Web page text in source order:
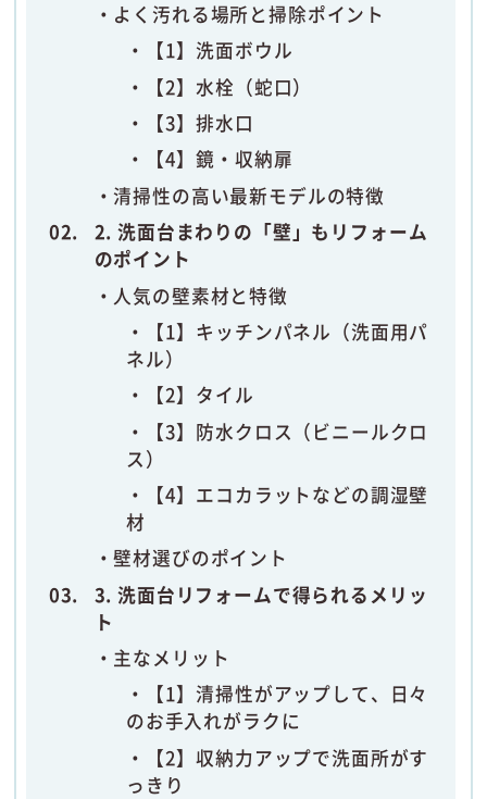
よく汚れる場所と掃除ポイント
【1】洗面ボウル
【2】水栓（蛇口）
【3】排水口
【4】鏡・収納扉
清掃性の高い最新モデルの特徴
2. 洗面台まわりの「壁」もリフォーム
のポイント
人気の壁素材と特徴
【1】キッチンパネル（洗面用パ
ネル）
【2】タイル
【3】防水クロス（ビニールクロ
ス）
【4】エコカラットなどの調湿壁
材
壁材選びのポイント
3. 洗面台リフォームで得られるメリッ
ト
主なメリット
【1】清掃性がアップして、日々
のお手入れがラクに
【2】収納力アップで洗面所がす
っきり